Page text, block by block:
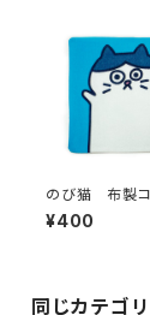
のび猫 布製コ
ー（ハチワレ）
¥400
同じカテゴ